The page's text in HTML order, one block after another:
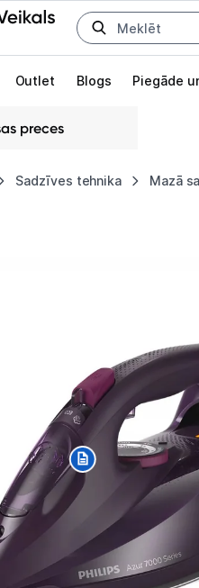
Uz galveno saturu
Outlet Blogs Piegāde
preces
Sadzīves tehnika Mazā